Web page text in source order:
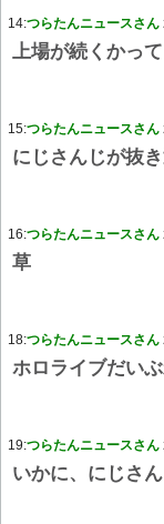
14:つらたんニュースさん
上場が続くかっ
15:つらたんニュースさん
にじさんじが抜
16:つらたんニュースさん
草
18:つらたんニュースさん
ホロライブだい
19:つらたんニュースさん
いかに、にじさ